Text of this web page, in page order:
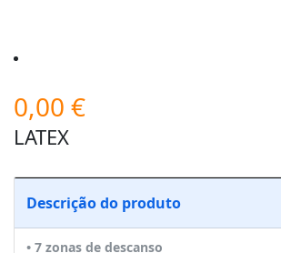
0,00 €
LATEX
Descrição do produto
• 7 zonas de descanso